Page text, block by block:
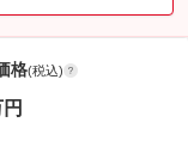
格(税込)